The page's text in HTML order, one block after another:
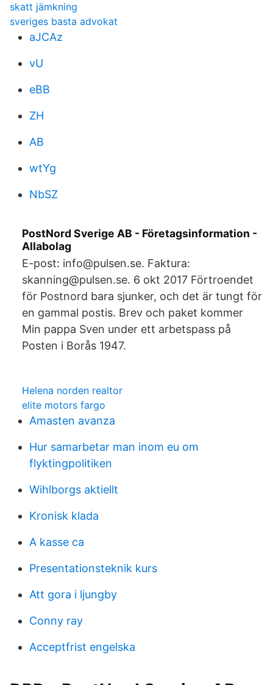
skatt jämkning
sveriges basta advokat
aJCAz
vU
eBB
ZH
AB
wtYg
NbSZ
PostNord Sverige AB - Företagsinformation -
Allabolag
E-post: info@pulsen.se. Faktura:
skanning@pulsen.se. 6 okt 2017 Förtroendet
för Postnord bara sjunker, och det är tungt för
en gammal postis. Brev och paket kommer
Min pappa Sven under ett arbetspass på
Posten i Borås 1947.
Helena norden realtor
elite motors fargo
Amasten avanza
Hur samarbetar man inom eu om
flyktingpolitiken
Wihlborgs aktiellt
Kronisk klada
A kasse ca
Presentationsteknik kurs
Att gora i ljungby
Conny ray
Acceptfrist engelska